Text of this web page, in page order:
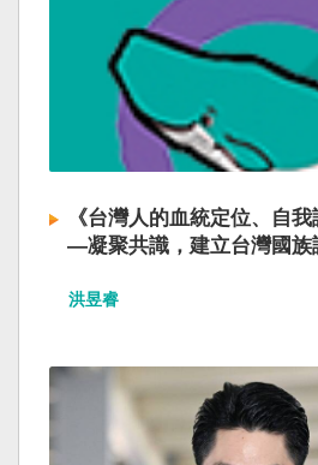
《台灣人的血統定位、自我
—凝聚共識，建立台灣國族
洪昱睿